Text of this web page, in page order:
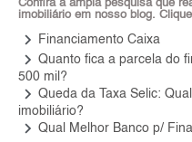
Confira a ampla pesquisa que
imobiliário em nosso blog.
keyboard_arrow_right Financiamento Caixa
keyboard_arrow_right Quanto fica a parcela do
500 mil?
keyboard_arrow_right Queda da Taxa Selic:
imobiliário?
keyboard_arrow_right Qual Melhor Banco p/